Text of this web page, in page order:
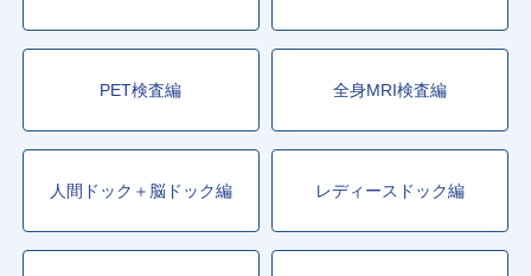
PET検査編 全身MRI検査編
人間ドック＋脳ドック編 レディースドック編